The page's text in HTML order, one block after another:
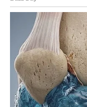
Ipak, ono što ih
Oni rijetko odustaju
korak grade stabilnost